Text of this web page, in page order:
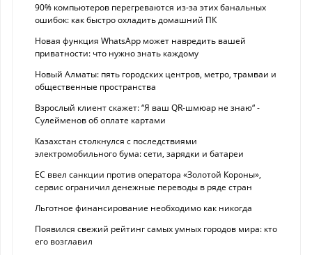
90% компьютеров перегреваются из-за этих банальных
ошибок: как быстро охладить домашний ПК
Новая функция WhatsApp может навредить вашей
приватности: что нужно знать каждому
Новый Алматы: пять городских центров, метро, трамваи и
общественные пространства
Взрослый клиент скажет: “Я ваш QR-шмюар не знаю“ -
Сулейменов об оплате картами
Казахстан столкнулся с последствиями
электромобильного бума: сети, зарядки и батареи
ЕС ввел санкции против оператора «Золотой Короны»,
сервис ограничил денежные переводы в ряде стран
Льготное финансирование необходимо как никогда
Появился свежий рейтинг самых умных городов мира: кто
его возглавил